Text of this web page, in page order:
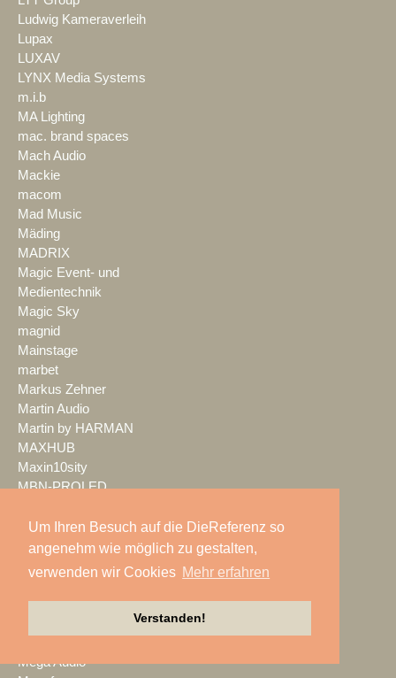
Um Ihren Besuch auf die DieReferenz so
angenehm wie möglich zu gestalten,
verwenden wir Cookies Mehr erfahren
Verstanden!
Ludwig Kameraverleih
Lupax
LUXAV
LYNX Media Systems
m.i.b
MA Lighting
mac. brand spaces
Mach Audio
Mackie
macom
Mad Music
Mäding
MADRIX
Magic Event- und
Medientechnik
Magic Sky
magnid
Mainstage
marbet
Markus Zehner
Martin Audio
Martin by HARMAN
MAXHUB
Maxin10sity
MBN-PROLED
MEDIA IN RES
Media Resource Group
MEDIA SPECTRUM
Mediasystem
Mega Audio